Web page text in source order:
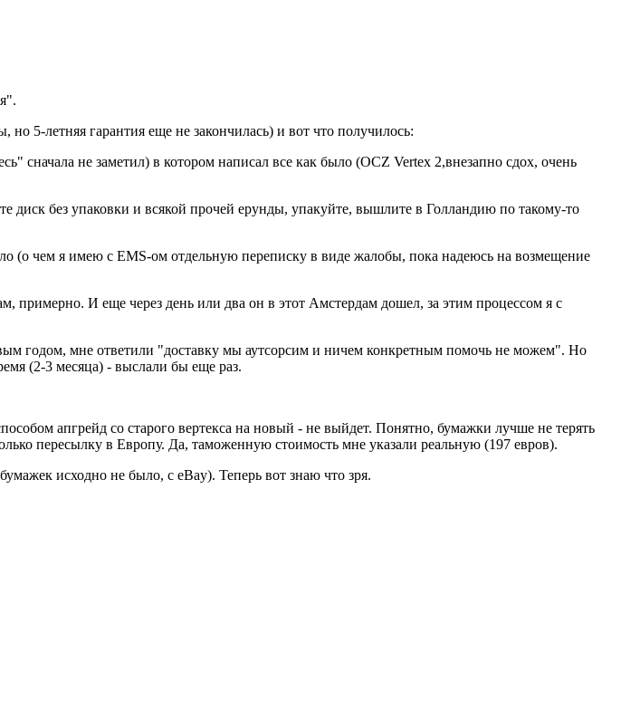
5-летняя гарантия еще не закончилась) и вот что получилось:
сначала не заметил) в котором написал все как было (OCZ Vertex 2,внезапно сдох, очень
без упаковки и всякой прочей ерунды, упакуйте, вышлите в Голландию по такому-то
(о чем я имею с EMS-ом отдельную переписку в виде жалобы, пока надеюсь на возмещение
И еще через день или два он в этот Амстердам дошел, за этим процессом я с
годом, мне ответили "доставку мы аутсорсим и ничем конкретным помочь не можем". Но
(2-3 месяца) - выслали бы еще раз.
апгрейд со старого вертекса на новый - не выйдет. Понятно, бумажки лучше не терять
пересылку в Европу. Да, таможенную стоимость мне указали реальную (197 евров).
исходно не было, с eBay). Теперь вот знаю что зря.